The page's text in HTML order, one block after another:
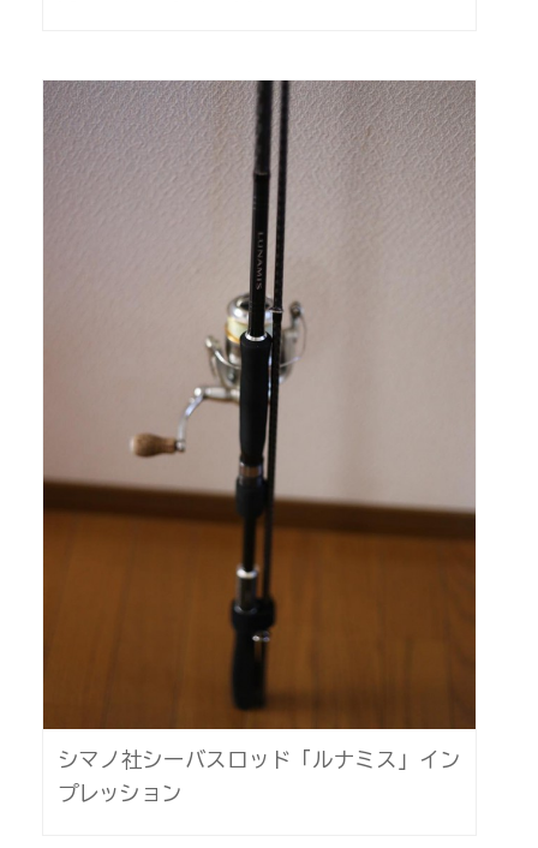
シマノ社シーバスロッド「ルナミス」イン
プレッション